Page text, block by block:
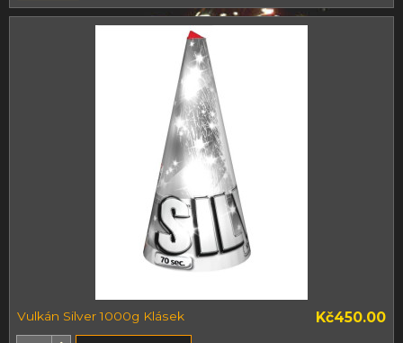
Vulkán Silver 1000g Klásek Kč450.00